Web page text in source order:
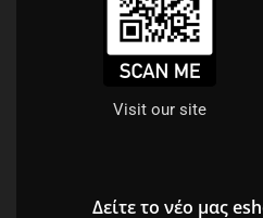
Visit our site
Δείτε το νέο μας